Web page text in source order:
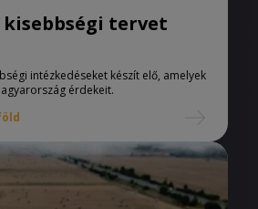
tervet
intézkedéseket készít elő, amelyek
érdekeit.